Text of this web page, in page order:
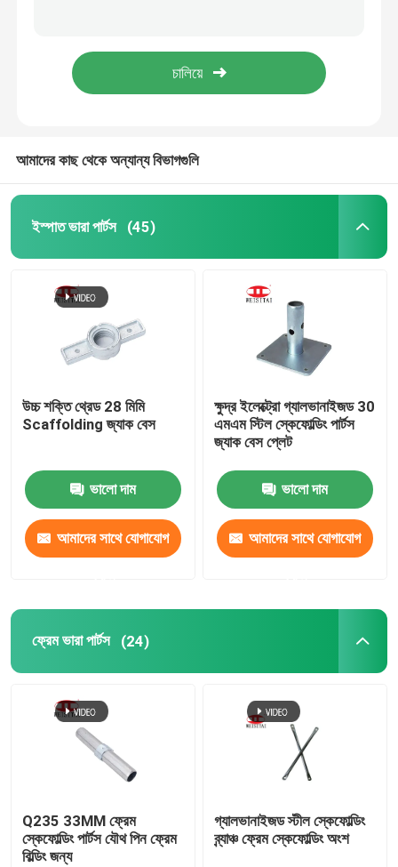
স্ক্যাফোোল্ডিং জ্যাক বেস
স্ক্যাফোোল্ডিং ইউ হেড
ফর্মওয়ার্ক টাই রড সিস্টেম
স্ক্যাফোোল্ডিং চাপা কাপলার
ফর্মওয়ার্ক আনুষাঙ্গিক
স্ক্যাফোোল্ডিং জাল কাপলার
কুইন সাইজ প্ল্যাটফর্মের বিছানা
০.৬৭ কেজি অ্যান্টি-স্লাইডিং Q235 স্টিল প্রেসড সুইভেল কাপলার
EN74 জয়েন্ট ক্ল্যাম্প 0.98kg স্কাফোল্ডিং স্লিভ ক্যাপলার
আমাদের কাছ থেকে অন্যান্য বিভাগগুলি
ইস্পাত ভারা পার্টস (45)
উচ্চ শক্তি থ্রেড 28 মিমি
Scaffolding জ্যাক বেস
ভালো দাম
আমাদের সাথে যোগাযোগ
ক্ষুদ্র ইলেক্ট্রো গ্যালভানাইজড 30
এমএম স্টিল স্কেফোল্ডিং পার্টস
জ্যাক বেস প্লেট
ভালো দাম
আমাদের সাথে যোগাযোগ
ফ্রেম ভারা পার্টস (24)
Q235 33MM ফ্রেম
স্কেফোল্ডিং পার্টস যৌথ পিন ফ্রেম
বিল্ডিং জন্য
গ্যালভানাইজড স্টীল স্কেফোল্ডিং
ব্র্যাঞ্চ ফ্রেম স্কেফোল্ডিং অংশ